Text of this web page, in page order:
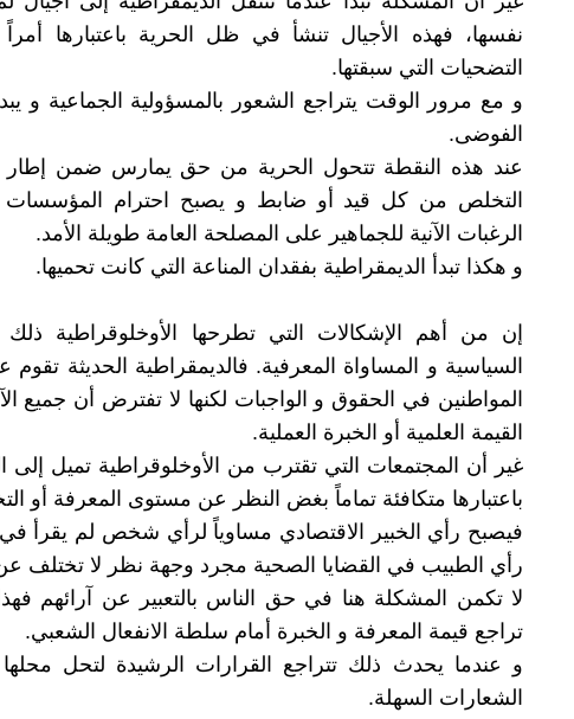
نفسها، فهذه الأجيال تنشأ في ظل الحرية باعتبارها
التضحيات التي سبقتها.
و مع مرور الوقت يتراجع الشعور بالمسؤولية الجماعية و
الفوضى.
عند هذه النقطة تتحول الحرية من حق يمارس ضمن إطار
التخلص من كل قيد أو ضابط و يصبح احترام المؤسسات
الرغبات الآنية للجماهير على المصلحة العامة طويلة الأمد.
و هكذا تبدأ الديمقراطية بفقدان المناعة التي كانت تحميها.
إن من أهم الإشكالات التي تطرحها الأوخلوقراطية ذلك
السياسية و المساواة المعرفية. فالديمقراطية الحديثة تقوم
المواطنين في الحقوق و الواجبات لكنها لا تفترض أن جميع
القيمة العلمية أو الخبرة العملية.
غير أن المجتمعات التي تقترب من الأوخلوقراطية تميل إلى
باعتبارها متكافئة تماماً بغض النظر عن مستوى المعرفة أو
فيصبح رأي الخبير الاقتصادي مساوياً لرأي شخص لم يقرأ في
رأي الطبيب في القضايا الصحية مجرد وجهة نظر لا تختلف
لا تكمن المشكلة هنا في حق الناس بالتعبير عن آرائهم
تراجع قيمة المعرفة و الخبرة أمام سلطة الانفعال الشعبي.
و عندما يحدث ذلك تتراجع القرارات الرشيدة لتحل
الشعارات السهلة.